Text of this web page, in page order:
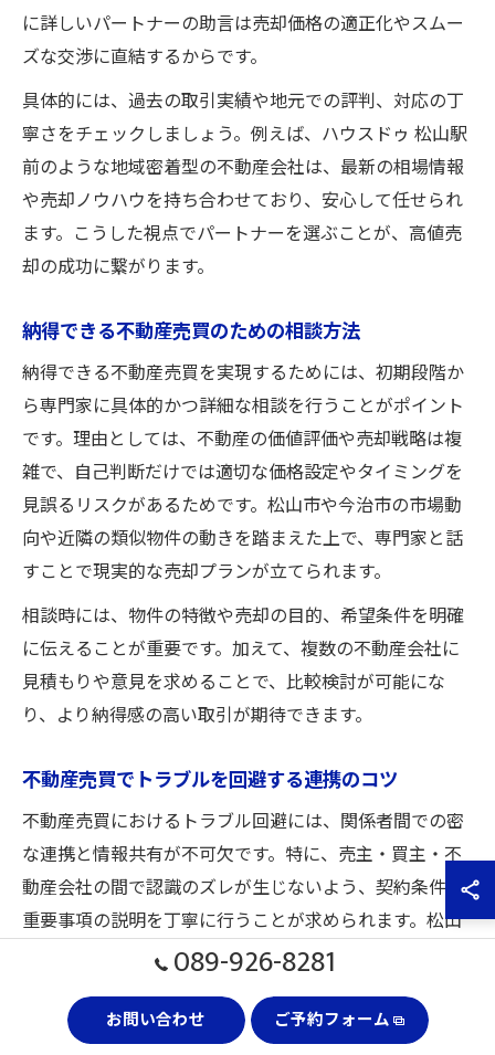
に詳しいパートナーの助言は売却価格の適正化やスムー
ズな交渉に直結するからです。
具体的には、過去の取引実績や地元での評判、対応の丁
寧さをチェックしましょう。例えば、ハウスドゥ 松山駅
前のような地域密着型の不動産会社は、最新の相場情報
や売却ノウハウを持ち合わせており、安心して任せられ
ます。こうした視点でパートナーを選ぶことが、高値売
却の成功に繋がります。
納得できる不動産売買のための相談方法
納得できる不動産売買を実現するためには、初期段階か
ら専門家に具体的かつ詳細な相談を行うことがポイント
です。理由としては、不動産の価値評価や売却戦略は複
雑で、自己判断だけでは適切な価格設定やタイミングを
見誤るリスクがあるためです。松山市や今治市の市場動
向や近隣の類似物件の動きを踏まえた上で、専門家と話
すことで現実的な売却プランが立てられます。
相談時には、物件の特徴や売却の目的、希望条件を明確
に伝えることが重要です。加えて、複数の不動産会社に
見積もりや意見を求めることで、比較検討が可能にな
り、より納得感の高い取引が期待できます。
不動産売買でトラブルを回避する連携のコツ
不動産売買におけるトラブル回避には、関係者間での密
な連携と情報共有が不可欠です。特に、売主・買主・不
動産会社の間で認識のズレが生じないよう、契約条件や
重要事項の説明を丁寧に行うことが求められます。松山
市や今治市の地域特性を踏まえた具体的な事例を共有す
また、トラブルの多くは書面の不備や説明不足から発生
089-926-8281
お問い合わせ ご予約フォーム